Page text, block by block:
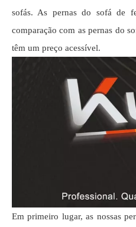
sofás. As pernas do sofá de
comparação com as pernas do
têm um preço acessível.
Em primeiro lugar, as nossas